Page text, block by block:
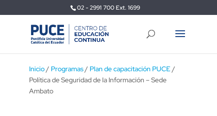
02 - 2991 700 Ext. 1699
Inicio/ Programas/ Plan de capacitación PUCE/
Política de Seguridad de la Información – Sede
Ambato